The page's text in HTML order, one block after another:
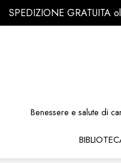
SPEDIZIONE GRATUITA
Benessere e salute di